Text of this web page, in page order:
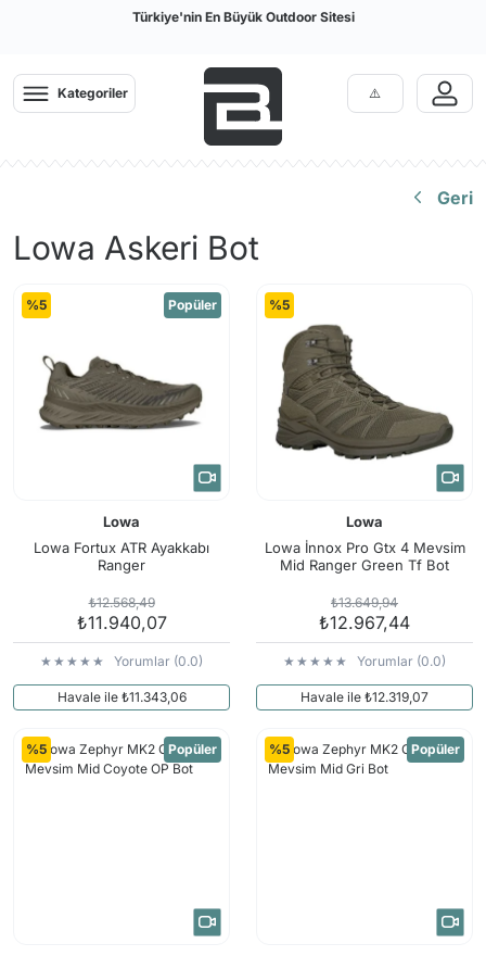
Türkiye'nin En Büyük Outdoor Sitesi
Kategoriler
Geri
Lowa Askeri Bot
%5 Popüler
Lowa
Lowa Fortux ATR Ayakkabı
Ranger
₺12.568,49
₺11.940,07
Yorumlar (0.0)
Havale ile ₺11.343,06
%5
Lowa
Lowa İnnox Pro Gtx 4 Mevsim
Mid Ranger Green Tf Bot
₺13.649,94
₺12.967,44
Yorumlar (0.0)
Havale ile ₺12.319,07
%5 Popüler %5 Popüler